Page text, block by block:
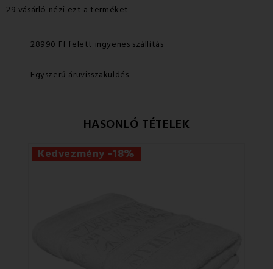
29 vásárló nézi ezt a terméket
28990 Ff felett ingyenes szállítás
Egyszerű áruvisszaküldés
HASONLÓ TÉTELEK
Kedvezmény -18%